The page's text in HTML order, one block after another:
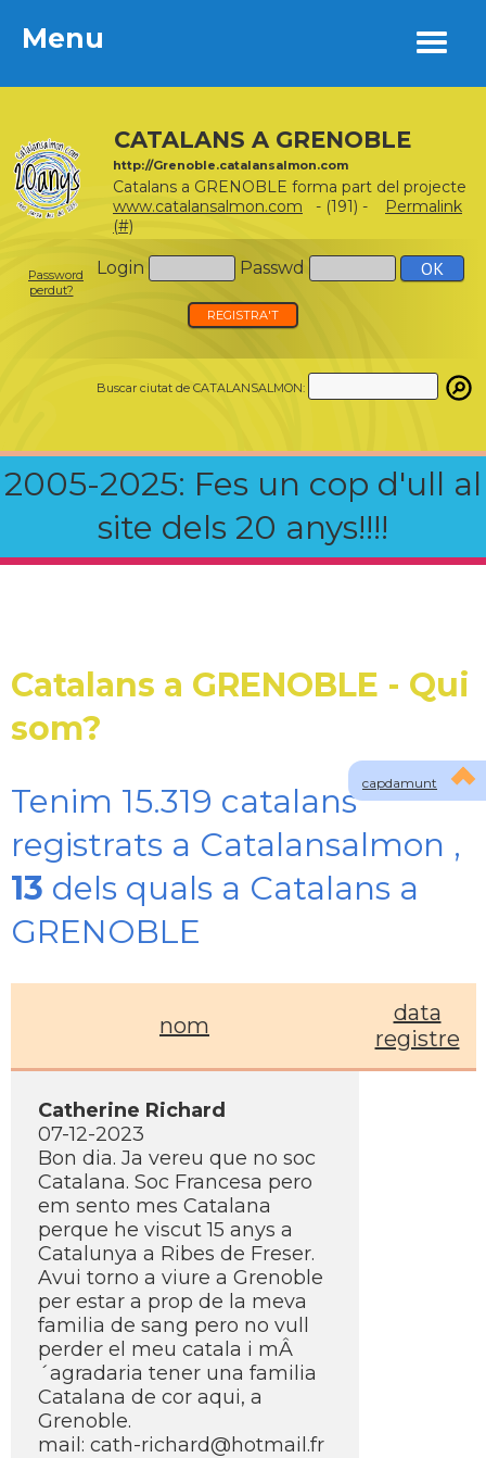
Menu
CATALANS A GRENOBLE
http://Grenoble.catalansalmon.com
Catalans a GRENOBLE forma part del projecte
www.catalansalmon.com - (191) -
Permalink
(#)
Login Passwd
Password
perdut?
REGISTRA'T
Buscar ciutat de CATALANSALMON:
2005-2025: Fes un cop d'ull al
site dels 20 anys!!!!
Menu
capdamunt
Catalans a GRENOBLE - Qui
som?
Tenim 15.319 catalans
registrats a Catalansalmon ,
13 dels quals a Catalans a
GRENOBLE
nom
data
registre
Catherine Richard
07-12-2023
Bon dia. Ja vereu que no soc
Catalana. Soc Francesa pero
em sento mes Catalana
perque he viscut 15 anys a
Catalunya a Ribes de Freser.
Avui torno a viure a Grenoble
per estar a prop de la meva
familia de sang pero no vull
perder el meu catala i mÂ
´agradaria tener una familia
Catalana de cor aqui, a
Grenoble.
mail: cath-richard@hotmail.fr